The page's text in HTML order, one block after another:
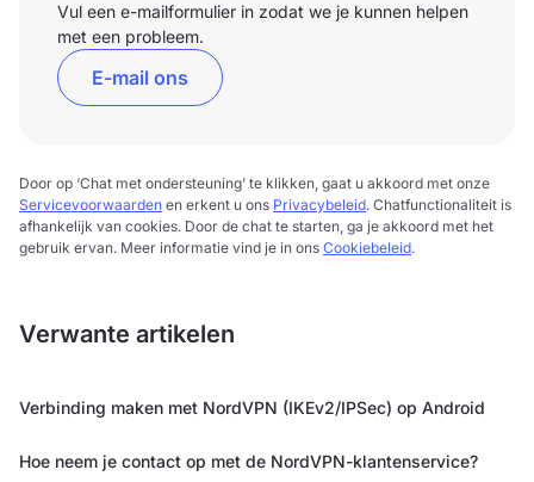
Vul een e-mailformulier in zodat we je kunnen helpen
met een probleem.
E-mail ons
Door op ‘Chat met ondersteuning’ te klikken, gaat u akkoord met onze
Servicevoorwaarden en erkent u ons Privacybeleid. Chatfunctionaliteit is
afhankelijk van cookies. Door de chat te starten, ga je akkoord met het
gebruik ervan. Meer informatie vind je in ons Cookiebeleid.
Verwante artikelen
Verbinding maken met NordVPN (IKEv2/IPSec) op Android
Hoe neem je contact op met de NordVPN-klantenservice?